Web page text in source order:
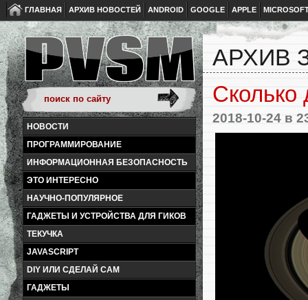
ГЛАВНАЯ АРХИВ НОВОСТЕЙ ANDROID GOOGLE APPLE
НОВОСТИ
ПРОГРАММИРОВАНИЕ
ИНФОРМАЦИОННАЯ БЕЗОПАСНОСТЬ
ЭТО ИНТЕРЕСНО
НАУЧНО-ПОПУЛЯРНОЕ
ГАДЖЕТЫ И УСТРОЙСТВА ДЛЯ ГИКОВ
ТЕКУЧКА
JAVASCRIPT
DIY ИЛИ СДЕЛАЙ САМ
ГАДЖЕТЫ
АРХИВ
Сколько
2018-10-24 в